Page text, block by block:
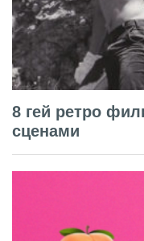
8 гей ретро
сценами